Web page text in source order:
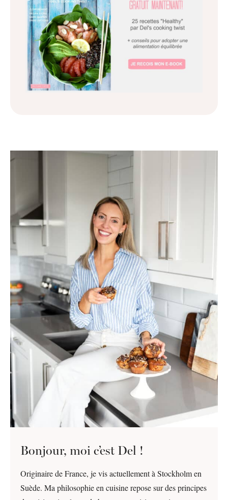
Bonjour, moi c’est Del !
Originaire de France, je vis actuellement à Stockholm en
Suède. Ma philosophie en cuisine repose sur des principes